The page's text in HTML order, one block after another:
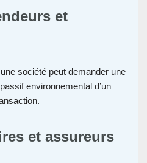
et
société peut demander une
environnemental d’un
et assureurs